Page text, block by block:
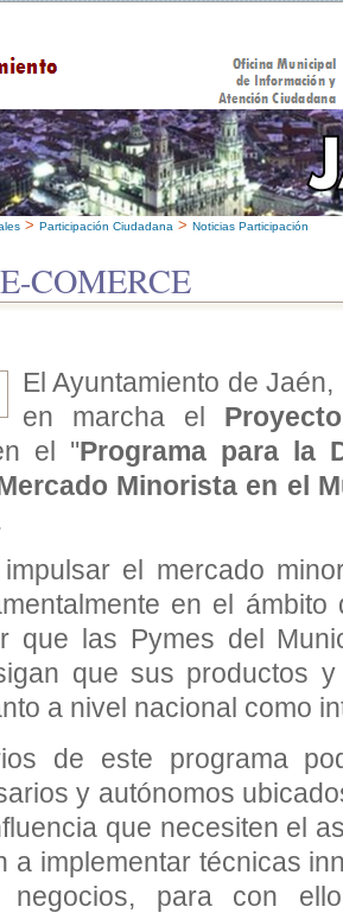
> Participación Ciudadana > Noticias Participación
COMERCE
El Ayuntamiento de
en marcha el
el ''Programa para la
Minorista en el
el mercado
en el ámbito
que las Pymes del
que sus productos
a nivel nacional como
de este programa
y autónomos
que necesiten el
a implementar técnicas
para con